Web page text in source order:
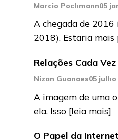
Marcio Pochmann05
A chegada de
2018). Estaria mais
Relações Cada
Nizan Guanaes05 julho
A imagem de uma
ela. Isso [leia mais]
O Papel da